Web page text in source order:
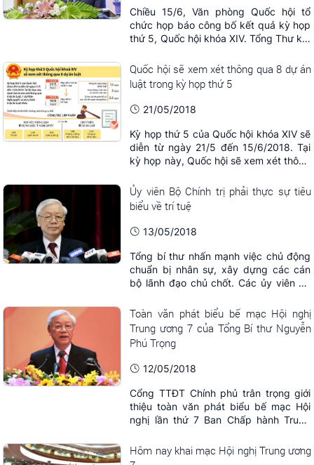
Chiều 15/6, Văn phòng Quốc hội tổ
chức họp báo công bố kết quả kỳ họp
thứ 5, Quốc hội khóa XIV. Tổng Thư ký,
Nguyễn Hạnh Phúc chủ trì buổi họp.
Quốc hội sẽ xem xét thông qua 8 dự án
luật trong kỳ họp thứ 5
21/05/2018
Kỳ họp thứ 5 của Quốc hội khóa XIV sẽ
diễn từ ngày 21/5 đến 15/6/2018. Tại
kỳ họp này, Quốc hội sẽ xem xét thông
quyết và cho ý kiến 8 dự án Luật
khác./.
Ủy viên Bộ Chính trị phải thực sự tiêu
biểu về trí tuệ
13/05/2018
Tổng bí thư nhấn mạnh việc chủ động
chuẩn bị nhân sự, xây dựng các cán
bộ lãnh đạo chủ chốt. Các ủy viên Bộ
biểu về trí tuệ và gương mẫu về đạo
đức, lối sống.
Toàn văn phát biểu bế mạc Hội nghị
Trung ương 7 của Tổng Bí thư Nguyễn
Phú Trọng
12/05/2018
Cổng TTĐT Chính phủ trân trọng giới
thiệu toàn văn phát biểu bế mạc Hội
nghị lần thứ 7 Ban Chấp hành Trung
XII của Tổng Bí thư Nguyễn Phú Trọng.
Hôm nay khai mạc Hội nghị Trung ương